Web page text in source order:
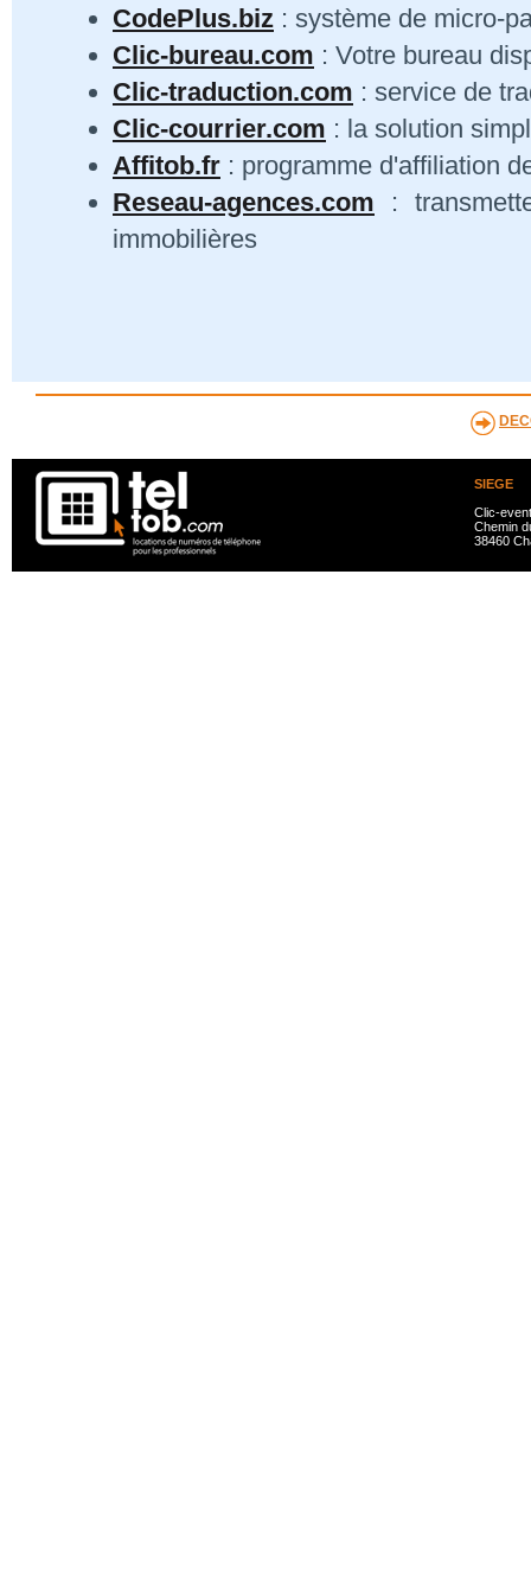
CodePlus.biz : système de micro-
Clic-bureau.com : Votre bureau
Clic-traduction.com : service de
Clic-courrier.com : la solution
Affitob.fr : programme d'affiliation
Reseau-agences.com :
immobilières
SIEGE
Clic-
Chemin
38460